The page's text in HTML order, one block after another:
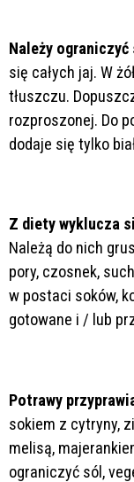
Należy ograniczyć
się całych jaj. W
tłuszczu.
rozproszonej. Do
dodaje się tylko
Z diety wyklucza
Należą do nich
pory, czosnek,
w postaci soków,
gotowane i / lub
Potrawy
sokiem z cytryny,
melisą,
ograniczyć sól,